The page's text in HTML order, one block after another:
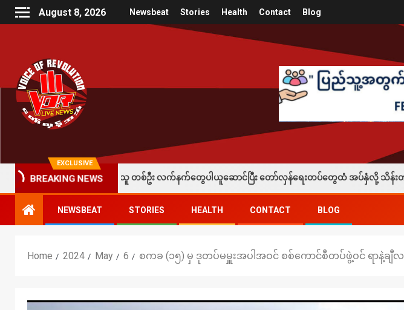
August 8, 2026 Newsbeat Stories Health Contact Blog
EXCLUSIVE
BREAKING NEWS
းရတဲ့ပြည်သူ တစ်ဦး လက်နက်တွေပါယူဆောင်ပြီး တော်လှန်ရေးတပ်တွေထံ အပ်နှံလို့ သိန်းတစ်ရာချီးမြှင့်၊ပခုက္ကူ
NEWSBEAT STORIES HEALTH CONTACT BLOG
Home 2024 May 6 စကခ (၁၅) မှ ဒုတပ်မမှူးအပါအဝင် စစ်ကောင်စီတပ်ဖွဲ့ဝင် ရာနဲ့ချီ